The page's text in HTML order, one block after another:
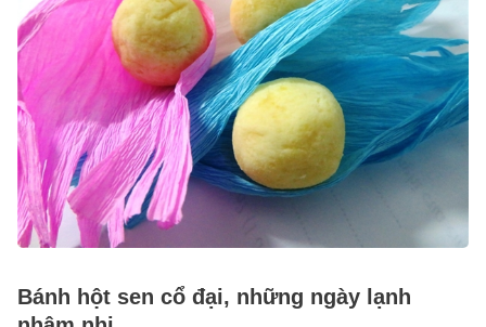
Bánh hột sen cổ đại, những ngày lạnh